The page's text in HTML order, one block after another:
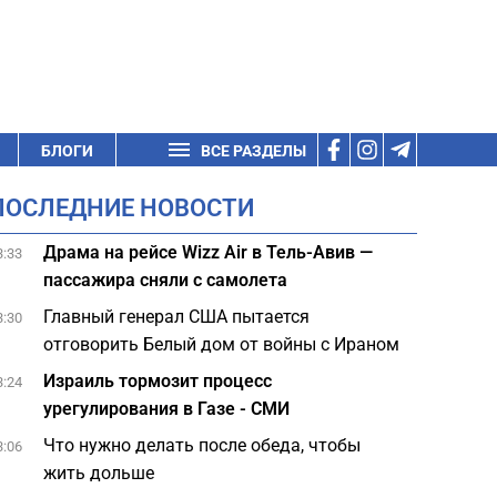
БЛОГИ ВСЕ РАЗДЕЛЫ
НОВОСТИ
Драма на рейсе Wizz Air в Тель-Авив —
пассажира сняли с самолета
Главный генерал США пытается
отговорить Белый дом от войны с Ираном
Израиль тормозит процесс
урегулирования в Газе - СМИ
Что нужно делать после обеда, чтобы
жить дольше